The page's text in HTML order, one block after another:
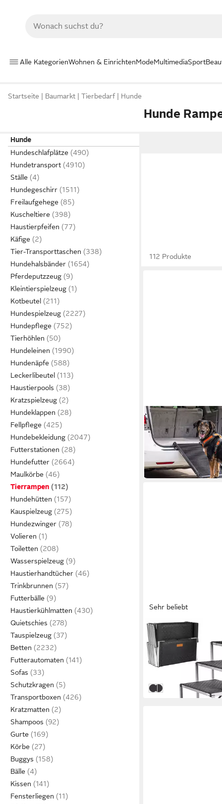
Alle KategorienWohnen & EinrichtenModeMultimediaSport
Startseite Baumarkt Tierbedarf Hunde
Hunde
Hunde
Hundeschlafplätze
Hundetransport
Ställe
Hundegeschirr
Freilaufgehege
Kuscheltiere
Haustierpfeifen
Käfige
Tier-Transporttaschen
Hundehalsbänder
Pferdeputzzeug
Kleintierspielzeug
Kotbeutel
Hundespielzeug
Hundepflege
Tierhöhlen
Hundeleinen
Hundenäpfe
Leckerlibeutel
Haustierpools
Kratzspielzeug
Hundeklappen
Fellpflege
Hundebekleidung
Futterstationen
Hundefutter
Maulkörbe
Tierrampen
Hundehütten
Kauspielzeug
Hundezwinger
Volieren
Toiletten
Wasserspielzeug
Haustierhandtücher
Trinkbrunnen
Futterbälle
Haustierkühlmatten
Quietschies
Tauspielzeug
Betten
Futterautomaten
Sofas
Schutzkragen
Transportboxen
Kratzmatten
Shampoos
Gurte
Körbe
Buggys
Bälle
Kissen
Fensterliegen
112 Produkte
RESCUTE
Hunderampe Auto
Einstiegshilfe aus
79,99 € UVP99,99 €
in 3-4 Werktagen bei dir
Sehr beliebt
ONVAYA
Hunderampe
Stufen, 6 Stufen,
Aluminium
76,99 € 99,95 €
in 3-4 Werktagen bei dir
5 Stufen
6 Stufen